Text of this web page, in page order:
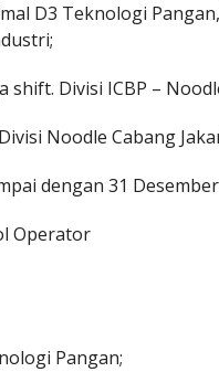
D3 Teknologi
shift. Divisi ICBP –
Noodle Cabang
dengan 31
Operator
Pangan;